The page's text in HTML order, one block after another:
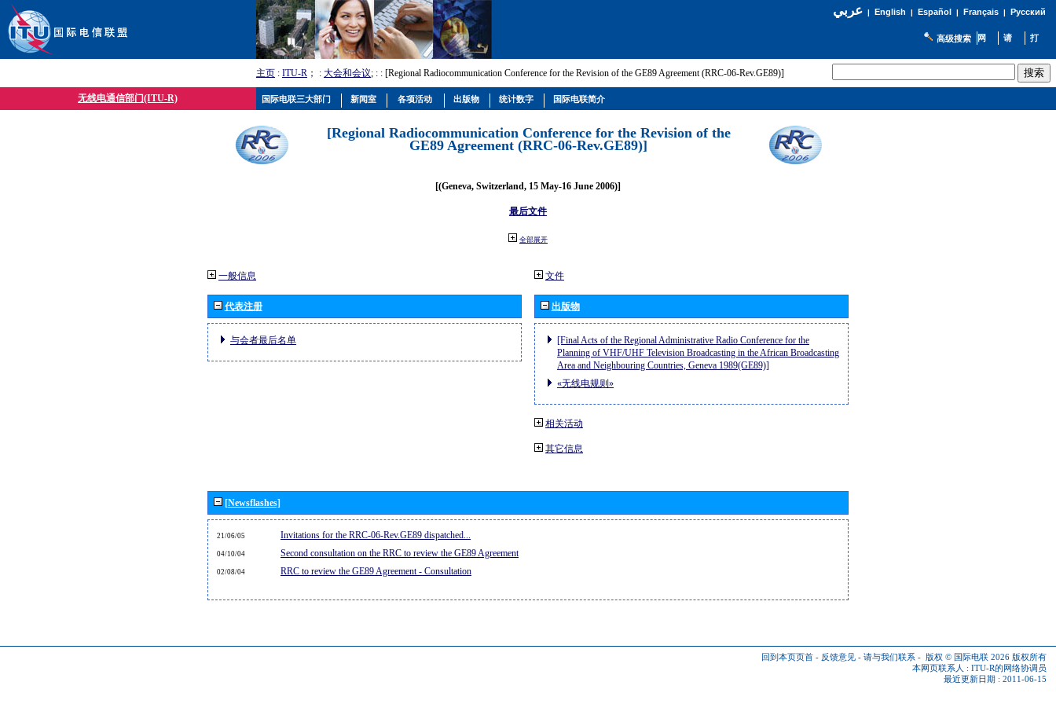
عربي| English | Español | Français| Русский
高级搜索
主页 : ITU-R ； : 大会和会议; : : [Regional Radiocommunication Conference for the Revision of the GE89 Agreement (RRC-06-Rev.GE89)]
无线电通信部门(ITU-R)
[Regional Radiocommunication Conference for the Revision of the
GE89 Agreement (RRC-06-Rev.GE89)]
[(Geneva, Switzerland, 15 May-16 June 2006)]
最后文件
全部展开
一般信息
代表注册
与会者最后名单
文件
出版物
[Final Acts of the Regional Administrative Radio Conference for the
Planning of VHF/UHF Television Broadcasting in the African Broadcasting
Area and Neighbouring Countries, Geneva 1989(GE89)]
«无线电规则»
相关活动
其它信息
[Newsflashes]
21/06/05 Invitations for the RRC-06-Rev.GE89 dispatched...
04/10/04 Second consultation on the RRC to review the GE89 Agreement
02/08/04 RRC to review the GE89 Agreement - Consultation
回到本页页首 - 反馈意见 - 请与我们联系 - 版权 © 国际电联 2026 版权所有
本网页联系人 : ITU-R的网络协调员
最近更新日期 : 2011-06-15
国际电联三大部门 新闻室 各项活动 出版物 统计数字 国际电联简介